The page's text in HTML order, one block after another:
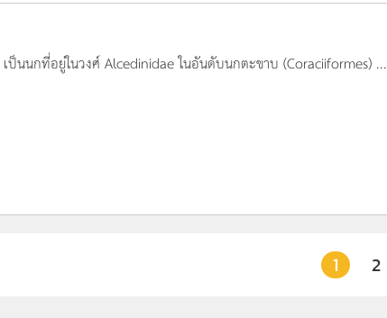
ป็นนกที่อยู่ในวงศ์ Alcedinidae ในอันดับนกตะขาบ (Coraciiformes) ...
1 2